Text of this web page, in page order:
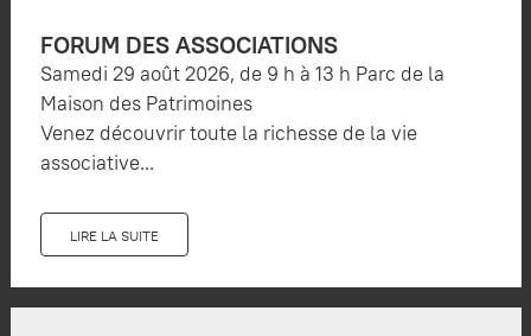
FORUM DES ASSOCIATIONS
Samedi 29 août 2026, de 9 h à 13 h Parc de la
Maison des Patrimoines
Venez découvrir toute la richesse de la vie
associative...
LIRE LA SUITE